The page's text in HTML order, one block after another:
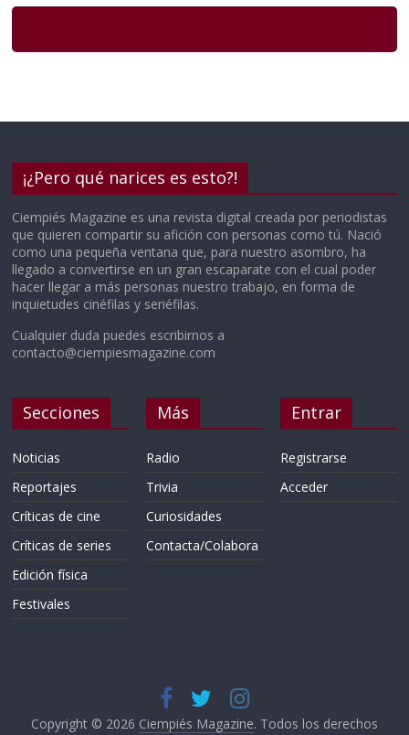
¡¿Pero qué narices es esto?!
Ciempiés Magazine es una revista digital creada por periodistas
que quieren compartir su afición con personas como tú. Nació
como una pequeña ventana que, para nuestro asombro, ha
llegado a convertirse en un gran escaparate con el cual poder
hacer llegar a más personas nuestro trabajo, en forma de
inquietudes cinéfilas y seriéfilas.
Cualquier duda puedes escribirnos a
contacto@ciempiesmagazine.com
Secciones
Noticias
Reportajes
Críticas de cine
Críticas de series
Edición física
Festivales
Más
Radio
Trivia
Curiosidades
Contacta/Colabora
Entrar
Registrarse
Acceder
Copyright © 2026 Ciempiés Magazine. Todos los derechos